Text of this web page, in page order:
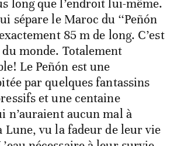
long que l’endroit lui-même.
sépare le Maroc du ‘‘Peñón
85 m de long. C’est
monde. Totalement
Le Peñón est une
par quelques fantassins
et une centaine
n’auraient aucun mal à
Lune, vu la fadeur de leur vie